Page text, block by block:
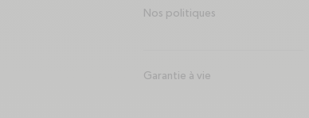
Nos politiques
Garantie à vie